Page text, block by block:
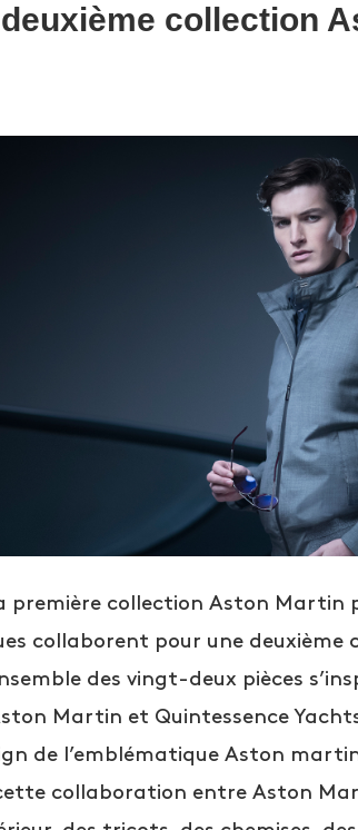
collection
première collection Aston Martin
collaborent pour une deuxième
des vingt-deux pièces
Martin et Quintessence
de l’emblématique Aston martin
collaboration entre Aston